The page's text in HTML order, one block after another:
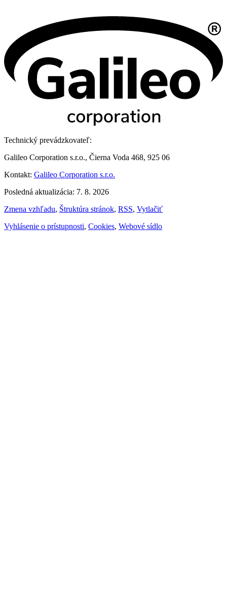
Technický prevádzkovateľ:
Galileo Corporation s.r.o., Čierna Voda 468, 925 06
Kontakt: Galileo Corporation s.r.o.
Posledná aktualizácia: 7. 8. 2026
Zmena vzhľadu, Štruktúra stránok, RSS, Vytlačiť
Vyhlásenie o prístupnosti, Cookies, Webové sídlo